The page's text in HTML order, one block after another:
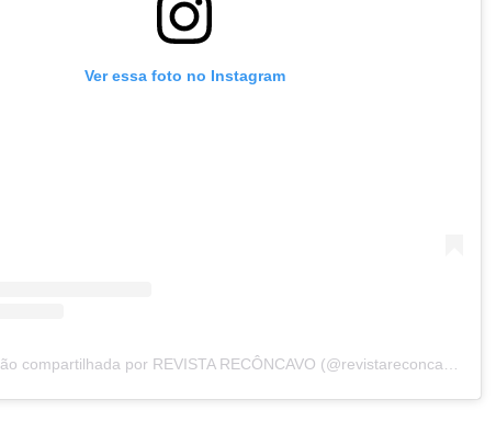
Ver essa foto no Instagram